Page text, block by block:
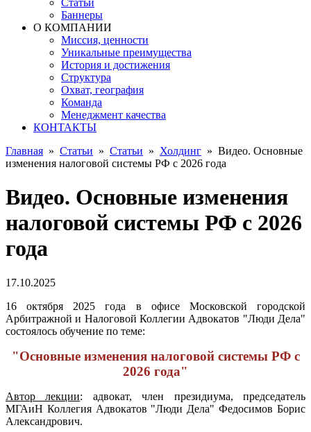
Статьи
Баннеры
О КОМПАНИИ
Миссия, ценности
Уникальные преимущества
История и достижения
Структура
Охват, география
Команда
Менеджмент качества
КОНТАКТЫ
Главная » Статьи » Статьи » Холдинг » Видео. Основные
изменения налоговой системы РФ с 2026 года
Видео. Основные изменения
налоговой системы РФ с 2026
года
17.10.2025
16 октября 2025 года в офисе Московской городской
Арбитражной и Налоговой Коллегии Адвокатов "Люди Дела"
состоялось обучение по теме:
"Основные изменения налоговой системы РФ с
2026 года"
Автор лекции: адвокат, член президиума, председатель
МГАиН Коллегия Адвокатов "Люди Дела" Федосимов Борис
Александрович.